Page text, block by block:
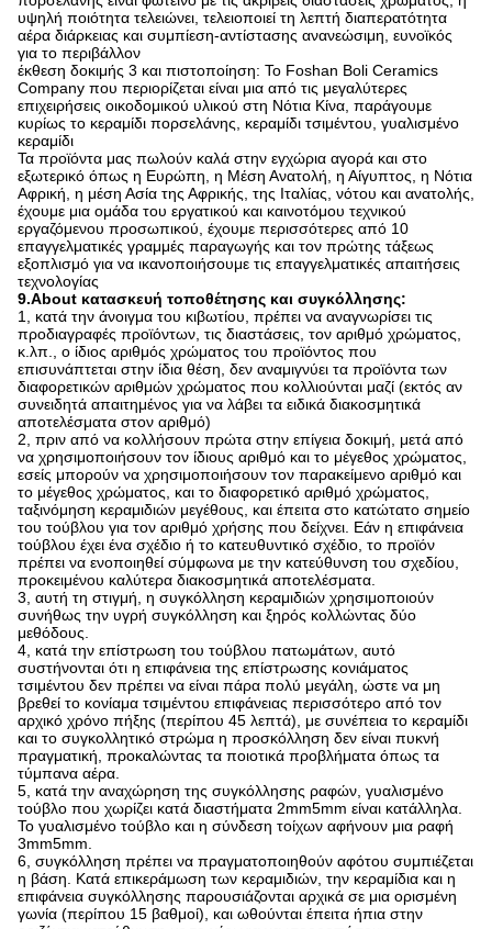
υψηλή ποιότητα τελειώνει, τελειοποιεί τη λεπτή διαπερατότητα
αέρα διάρκειας και συμπίεση-αντίστασης ανανεώσιμη, ευνοϊκός
για το περιβάλλον
έκθεση δοκιμής 3 και πιστοποίηση: Το Foshan Boli Ceramics
Company που περιορίζεται είναι μια από τις μεγαλύτερες
επιχειρήσεις οικοδομικού υλικού στη Νότια Κίνα, παράγουμε
κυρίως το κεραμίδι πορσελάνης, κεραμίδι τσιμέντου, γυαλισμένο
κεραμίδι
Τα προϊόντα μας πωλούν καλά στην εγχώρια αγορά και στο
εξωτερικό όπως η Ευρώπη, η Μέση Ανατολή, η Αίγυπτος, η Νότια
Αφρική, η μέση Ασία της Αφρικής, της Ιταλίας, νότου και ανατολής,
έχουμε μια ομάδα του εργατικού και καινοτόμου τεχνικού
εργαζόμενου προσωπικού, έχουμε περισσότερες από 10
επαγγελματικές γραμμές παραγωγής και τον πρώτης τάξεως
εξοπλισμό για να ικανοποιήσουμε τις επαγγελματικές απαιτήσεις
τεχνολογίας
9.About κατασκευή τοποθέτησης και συγκόλλησης:
1, κατά την άνοιγμα του κιβωτίου, πρέπει να αναγνωρίσει τις
προδιαγραφές προϊόντων, τις διαστάσεις, τον αριθμό χρώματος,
κ.λπ., ο ίδιος αριθμός χρώματος του προϊόντος που
επισυνάπτεται στην ίδια θέση, δεν αναμιγνύει τα προϊόντα των
διαφορετικών αριθμών χρώματος που κολλιούνται μαζί (εκτός αν
συνειδητά απαιτημένος για να λάβει τα ειδικά διακοσμητικά
αποτελέσματα στον αριθμό)
2, πριν από να κολλήσουν πρώτα στην επίγεια δοκιμή, μετά από
να χρησιμοποιήσουν τον ίδιους αριθμό και το μέγεθος χρώματος,
εσείς μπορούν να χρησιμοποιήσουν τον παρακείμενο αριθμό και
το μέγεθος χρώματος, και το διαφορετικό αριθμό χρώματος,
ταξινόμηση κεραμιδιών μεγέθους, και έπειτα στο κατώτατο σημείο
του τούβλου για τον αριθμό χρήσης που δείχνει. Εάν η επιφάνεια
τούβλου έχει ένα σχέδιο ή το κατευθυντικό σχέδιο, το προϊόν
πρέπει να ενοποιηθεί σύμφωνα με την κατεύθυνση του σχεδίου,
προκειμένου καλύτερα διακοσμητικά αποτελέσματα.
3, αυτή τη στιγμή, η συγκόλληση κεραμιδιών χρησιμοποιούν
συνήθως την υγρή συγκόλληση και ξηρός κολλώντας δύο
μεθόδους.
4, κατά την επίστρωση του τούβλου πατωμάτων, αυτό
συστήνονται ότι η επιφάνεια της επίστρωσης κονιάματος
τσιμέντου δεν πρέπει να είναι πάρα πολύ μεγάλη, ώστε να μη
βρεθεί το κονίαμα τσιμέντου επιφάνειας περισσότερο από τον
αρχικό χρόνο πήξης (περίπου 45 λεπτά), με συνέπεια το κεραμίδι
και το συγκολλητικό στρώμα η προσκόλληση δεν είναι πυκνή
πραγματική, προκαλώντας τα ποιοτικά προβλήματα όπως τα
τύμπανα αέρα.
5, κατά την αναχώρηση της συγκόλλησης ραφών, γυαλισμένο
τούβλο που χωρίζει κατά διαστήματα 2mm5mm είναι κατάλληλα.
Το γυαλισμένο τούβλο και η σύνδεση τοίχων αφήνουν μια ραφή
3mm5mm.
6, συγκόλληση πρέπει να πραγματοποιηθούν αφότου συμπιέζεται
η βάση. Κατά επικεράμωση των κεραμιδιών, την κεραμίδια και η
επιφάνεια συγκόλλησης παρουσιάζονται αρχικά σε μια ορισμένη
γωνία (περίπου 15 βαθμοί), και ωθούνται έπειτα ήπια στην